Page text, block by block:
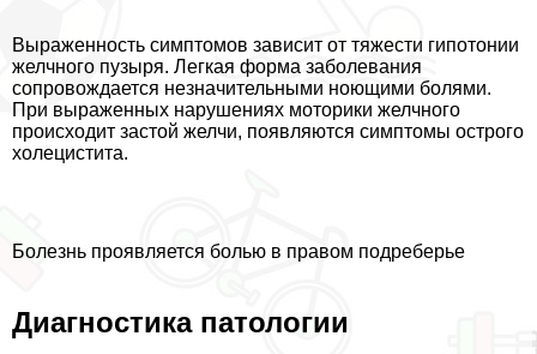
Выраженность симптомов зависит от тяжести гипотонии
желчного пузыря. Легкая форма заболевания
сопровождается незначительными ноющими болями.
При выраженных нарушениях моторики желчного
происходит застой желчи, появляются симптомы острого
холецистита.
Болезнь проявляется болью в правом подреберье
Диагностика патологии